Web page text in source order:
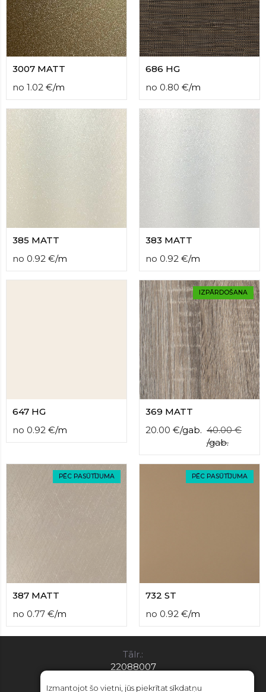
3007 MATT
no 1.02 €/m
686 HG
no 0.80 €/m
385 MATT
no 0.92 €/m
383 MATT
no 0.92 €/m
647 HG
no 0.92 €/m
IZPĀRDOŠANA
369 MATT
20.00 €/gab. 40.00 €
/gab.
PĒC PASŪTĪJUMA
387 MATT
no 0.77 €/m
PĒC PASŪTĪJUMA
732 ST
no 0.92 €/m
Tālr.:
22088007
E-pasts:
Izmantojot šo vietni, jūs piekrītat sīkdatņu